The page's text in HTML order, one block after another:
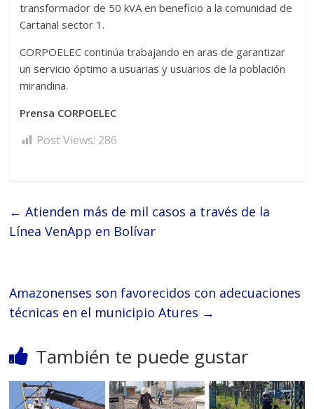
transformador de 50 kVA en beneficio a la comunidad de
Cartanal sector 1.
CORPOELEC continúa trabajando en aras de garantizar
un servicio óptimo a usuarias y usuarios de la población
mirandina.
Prensa CORPOELEC
Post Views: 286
← Atienden más de mil casos a través de la
Línea VenApp en Bolívar
Amazonenses son favorecidos con adecuaciones
técnicas en el municipio Atures →
También te puede gustar